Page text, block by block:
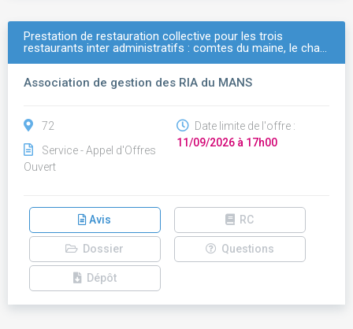
Prestation de restauration collective pour les trois
restaurants inter administratifs : comtes du maine, le cha…
Association de gestion des RIA du MANS
72
Service - Appel d'Offres
Ouvert
Date limite de l'offre :
11/09/2026 à 17h00
Avis RC
Dossier Questions
Dépôt